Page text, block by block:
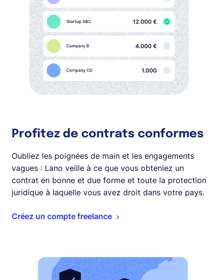
Profitez de contrats conformes
Oubliez les poignées de main et les engagements
vagues : Lano veille à ce que vous obteniez un
contrat en bonne et due forme et toute la protection
juridique à laquelle vous avez droit dans votre pays.
Créez un compte freelance